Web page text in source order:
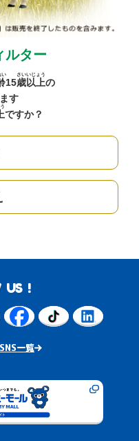
ルター
い
15歳
さい
以上
いじょう
の
す
ですか？
!
一覧